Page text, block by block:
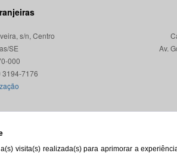
visita(s) realizada(s) para aprimorar a
s/n, Centro
SE
000
Av.